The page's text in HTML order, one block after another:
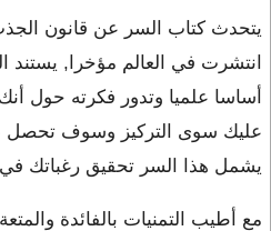
يتحدث كتاب السر عن قانون
انتشرت في العالم مؤخرا, يستند
أساسا علميا وتدور فكرته حول
عليك سوى التركيز وسوف تحصل
يشمل هذا السر تحقيق رغباتك في
مع أطيب التمنيات بالفائدة